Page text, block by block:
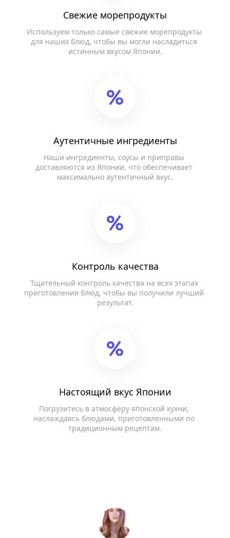
Свежие морепродукты
Используем только самые свежие морепродукты
для наших блюд, чтобы вы могли насладиться
истинным вкусом Японии.
Аутентичные ингредиенты
Наши ингредиенты, соусы и приправы
доставляются из Японии, что обеспечивает
максимально аутентичный вкус.
Контроль качества
Тщательный контроль качества на всех этапах
приготовления блюд, чтобы вы получили лучший
результат.
Настоящий вкус Японии
Погрузитесь в атмосферу японской кухни,
наслаждаясь блюдами, приготовленными по
традиционным рецептам.